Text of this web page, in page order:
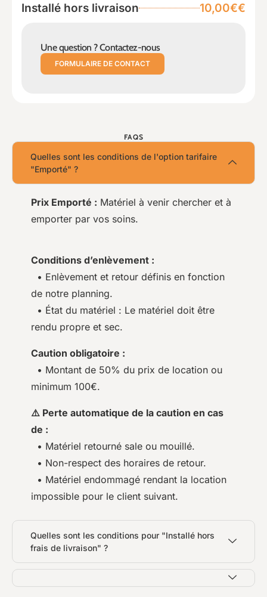
Installé hors livraison 10,00€€
Une question ? Contactez-nous
FORMULAIRE DE CONTACT
FAQS
Quelles sont les conditions de l'option tarifaire
"Emporté" ?
Prix Emporté : Matériel à venir chercher et à
emporter par vos soins.
Conditions d’enlèvement :
• Enlèvement et retour définis en fonction
de notre planning.
• État du matériel : Le matériel doit être
rendu propre et sec.
Caution obligatoire :
• Montant de 50% du prix de location ou
minimum 100€.
⚠️ Perte automatique de la caution en cas
de :
• Matériel retourné sale ou mouillé.
• Non-respect des horaires de retour.
• Matériel endommagé rendant la location
impossible pour le client suivant.
Quelles sont les conditions pour "Installé hors
frais de livraison" ?